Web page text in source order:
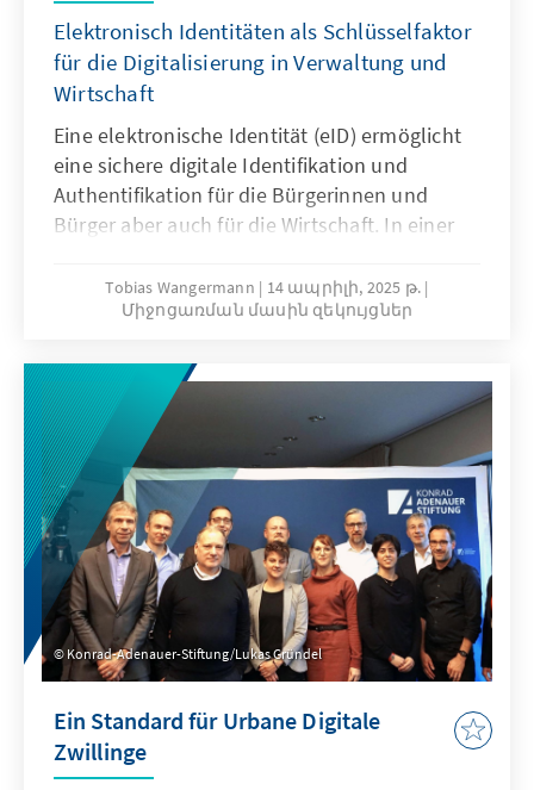
Elektronisch Identitäten als Schlüsselfaktor
für die Digitalisierung in Verwaltung und
Wirtschaft
Eine elektronische Identität (eID) ermöglicht
eine sichere digitale Identifikation und
Authentifikation für die Bürgerinnen und
Bürger aber auch für die Wirtschaft. In einer
damit verbunden wichtige Dokumente und
Nachweise digital abgelegt und vorgezeigt
sieht vor, diese Funktionen in allen
Mitgliedsstaaten verfügbar zu machen. In der
Veranstaltungsreihe "forum digital"
analysierten Experten die aktuellen
Hindernisse und diskutierten die
notwendigen politischen Schritte, um die
Potentiale von eID und Wallet in Deutschland
und Europa nutzbar zu machen.
Tobias Wangermann
14 ապրիլի, 2025 թ.
Միջոցառման մասին զեկույցներ
Konrad-Adenauer-Stiftung/Lukas Gründel
Ein Standard für Urbane Digitale
Zwillinge